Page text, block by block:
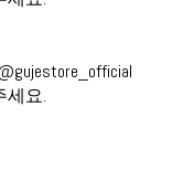
세요.